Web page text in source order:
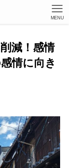
MENU
減！感情
情に向き